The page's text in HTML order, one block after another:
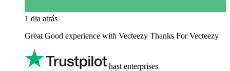
1 dia atrás
Great Good experience with Vecteezy Thanks For Vecteezy
hast enterprises